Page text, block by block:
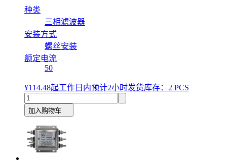
种类
三相滤波器
安装方式
螺丝安装
额定电流
50
¥114.48起工作日内预计2小时发货库存：2 PCS
加入购物车